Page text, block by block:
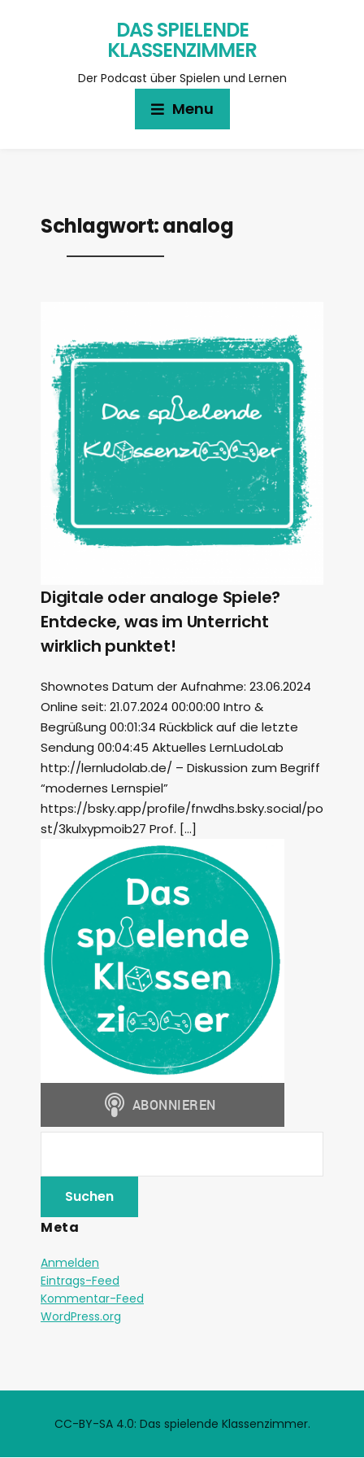
DAS SPIELENDE
KLASSENZIMMER
Der Podcast über Spielen und Lernen
Menu
Schlagwort:analog
Digitale oder analoge Spiele?
Entdecke, was im Unterricht
wirklich punktet!
Shownotes Datum der Aufnahme: 23.06.2024
Online seit: 21.07.2024 00:00:00 Intro &
Begrüßung 00:01:34 Rückblick auf die letzte
Sendung 00:04:45 Aktuelles LernLudoLab
http://lernludolab.de/ – Diskussion zum Begriff
“modernes Lernspiel”
https://bsky.app/profile/fnwdhs.bsky.social/po
st/3kulxypmoib27 Prof. […]
Meta
Anmelden
Eintrags-Feed
Kommentar-Feed
WordPress.org
CC-BY-SA 4.0: Das spielende Klassenzimmer.